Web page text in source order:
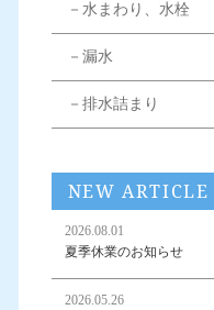
－水まわり、水栓
－漏水
－排水詰まり
NEW ARTICLE
2026.08.01
夏季休業のお知らせ
2026.05.26